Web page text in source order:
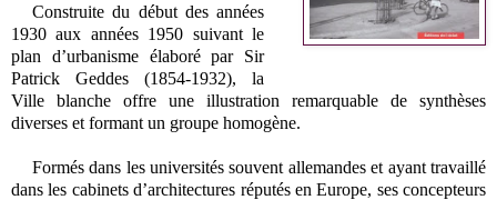
Construite du début des années
1930 aux années 1950 suivant le
plan d’urbanisme élaboré par Sir
Patrick Geddes (1854-1932), la
Ville blanche offre une illustration remarquable de synthèses
diverses et formant un groupe homogène.
Formés dans les universités souvent allemandes et ayant travaillé
dans les cabinets d’architectures réputés en Europe, ses concepteurs